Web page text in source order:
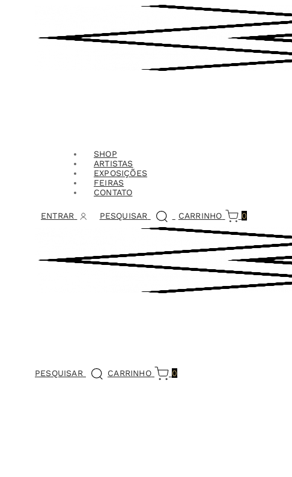
SHOP
ARTISTAS
EXPOSIÇÕES
FEIRAS
CONTATO
ENTRAR PESQUISAR CARRINHO 0
PESQUISAR CARRINHO 0